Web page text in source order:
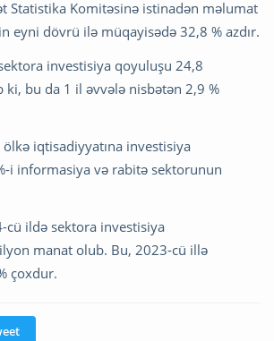
Statistika Komitəsinə istinadən məlumat
eyni dövrü ilə müqayisədə 32,8 % azdır.
investisiya qoyuluşu 24,8
bu da 1 il əvvələ nisbətən 2,9 %
iqtisadiyyatına investisiya
i informasiya və rabitə sektorunun
cü ildə sektora investisiya
manat olub. Bu, 2023-cü illə
çoxdur.